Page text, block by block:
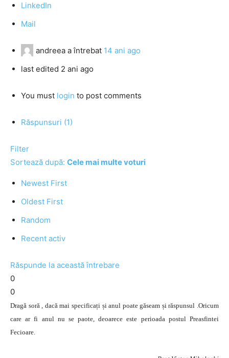
LinkedIn
Mail
andreea a întrebat 14 ani ago
last edited 2 ani ago
You must login to post comments
Răspunsuri (1)
Filter
Sortează după: Cele mai multe voturi
Newest First
Oldest First
Random
Recent activ
Răspunde la această întrebare
0
0
Dragă soră , dacă mai specificați și anul poate găseam și răspunsul .Oricum
care ar fi anul nu se paote, deoarece este perioada postul Preasfintei
Fecioare.